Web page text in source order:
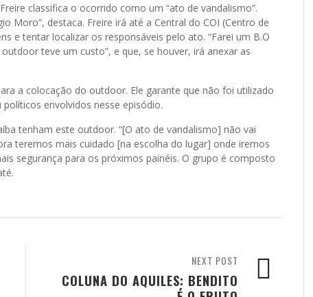
classifica o ocorrido como um “ato de vandalismo”.
Moro”, destaca. Freire irá até a Central do COI (Centro de
e tentar localizar os responsáveis pelo ato. “Farei um B.O
teve um custo”, e que, se houver, irá anexar as
a colocação do outdoor. Ele garante que não foi utilizado
envolvidos nesse episódio.
tenham este outdoor. “[O ato de vandalismo] não vai
teremos mais cuidado [na escolha do lugar] onde iremos
segurança para os próximos painéis. O grupo é composto
NEXT POST
COLUNA DO AQUILES: BENDITO